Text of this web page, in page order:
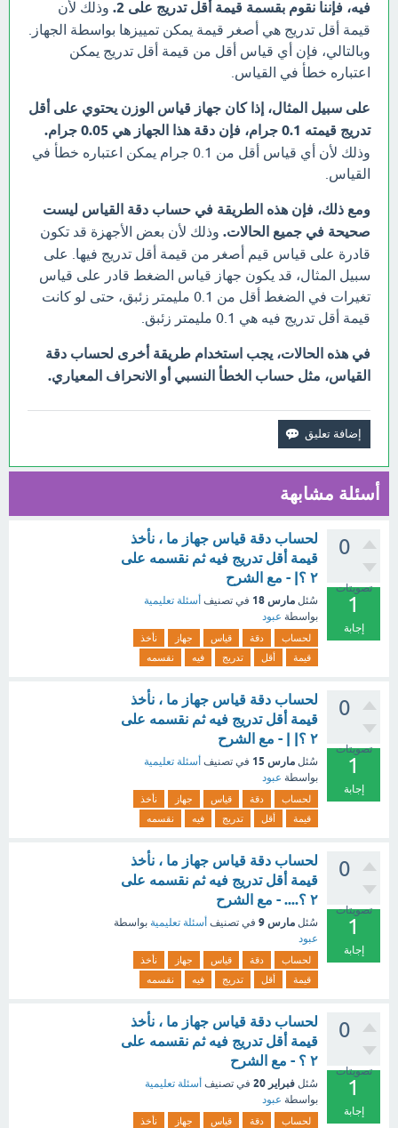
فيه، فإننا نقوم بقسمة قيمة أقل تدريج على 2.
وذلك لأن
قيمة أقل تدريج هي أصغر قيمة يمكن تمييزها بواسطة الجهاز.
وبالتالي، فإن أي قياس أقل من قيمة أقل تدريج يمكن
اعتباره خطأ في القياس.
على سبيل المثال، إذا كان جهاز قياس الوزن يحتوي على أقل
تدريج قيمته 0.1 جرام، فإن دقة هذا الجهاز هي 0.05 جرام.
وذلك لأن أي قياس أقل من 0.1 جرام يمكن اعتباره خطأ في
القياس.
ومع ذلك، فإن هذه الطريقة في حساب دقة القياس ليست
صحيحة في جميع الحالات. وذلك لأن بعض الأجهزة قد تكون
قادرة على قياس قيم أصغر من قيمة أقل تدريج فيها. على
سبيل المثال، قد يكون جهاز قياس الضغط قادر على قياس
تغيرات في الضغط أقل من 0.1 مليمتر زئبق، حتى لو كانت
قيمة أقل تدريج فيه هي 0.1 مليمتر زئبق.
في هذه الحالات، يجب استخدام طريقة أخرى لحساب دقة
القياس، مثل حساب الخطأ النسبي أو الانحراف المعياري.
أسئلة مشابهة
0
تصويتات
1
إجابة
لحساب دقة قياس جهاز ما ، نأخذ
قيمة أقل تدريج فيه ثم نقسمه على
٢ ؟| - مع الشرح
سُئل مارس 18 في تصنيف أسئلة تعليمية
بواسطة عبود
لحساب دقة قياس جهاز
نأخذ
قيمة
أقل تدريج فيه نقسمه
0
تصويتات
1
إجابة
لحساب دقة قياس جهاز ما ، نأخذ
قيمة أقل تدريج فيه ثم نقسمه على
٢ ؟| | - مع الشرح
سُئل مارس 15 في تصنيف أسئلة تعليمية
بواسطة عبود
لحساب دقة قياس جهاز
نأخذ
قيمة
أقل تدريج فيه نقسمه
0
تصويتات
1
إجابة
لحساب دقة قياس جهاز ما ، نأخذ
قيمة أقل تدريج فيه ثم نقسمه على
٢ ؟.... - مع الشرح
سُئل مارس 9 في تصنيف أسئلة تعليمية بواسطة
عبود
لحساب دقة قياس جهاز
نأخذ
قيمة
أقل تدريج فيه نقسمه
0
تصويتات
1
إجابة
لحساب دقة قياس جهاز ما ، نأخذ
قيمة أقل تدريج فيه ثم نقسمه على
٢ ؟ - مع الشرح
سُئل فبراير 20 في تصنيف أسئلة تعليمية
بواسطة عبود
لحساب دقة قياس جهاز
نأخذ